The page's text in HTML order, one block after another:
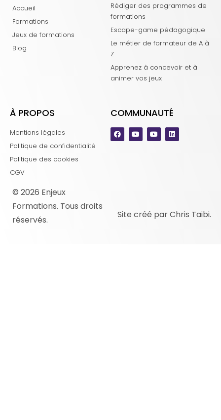
Accueil
Formations
Jeux de formations
Blog
Rédiger des programmes de
formations
Escape-game pédagogique
Le métier de formateur de A à
Z
Apprenez à concevoir et à
animer vos jeux
À PROPOS
Mentions légales
Politique de confidentialité
Politique des cookies
CGV
COMMUNAUTÉ
© 2026 Enjeux
Formations. Tous droits
réservés.
Site créé par Chris Taibi.